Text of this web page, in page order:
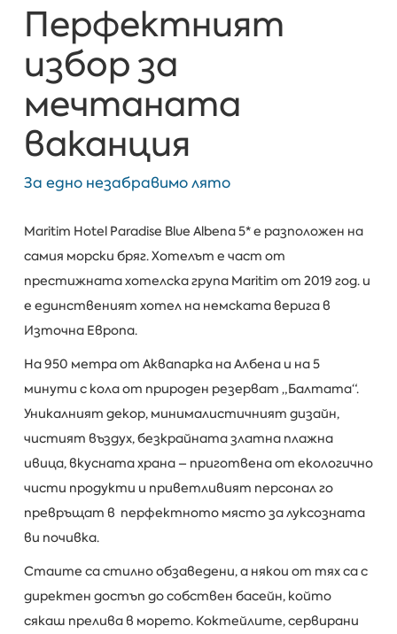
Перфектният
избор за
мечтаната
ваканция
За едно незабравимо лято
Maritim Hotel Paradise Blue Albena 5* е разположен на
самия морски бряг. Хотелът е част от
престижната хотелска група Maritim от 2019 год. и
е единственият хотел на немската верига в
Източна Европа.
На 950 метра от Аквапарка на Албена и на 5
минути с кола от природен резерват „Балтата“.
Уникалният декор, минималистичният дизайн,
чистият въздух, безкрайната златна плажна
ивица, вкусната храна – приготвена от екологично
чисти продукти и приветливият персонал го
превръщат в перфектното място за луксозната
ви почивка.
Стаите са стилно обзаведени, а някои от тях са с
директен достъп до собствен басейн, който
сякаш прелива в морето. Коктейлите, сервирани